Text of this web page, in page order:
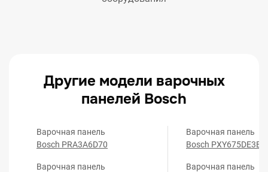
Другие модели варочных
панелей Bosch
Варочная панель
Bosch PRA3A6D70
Варочная панель
Варочная панель
Bosch PXY675DE3E
Варочная панель